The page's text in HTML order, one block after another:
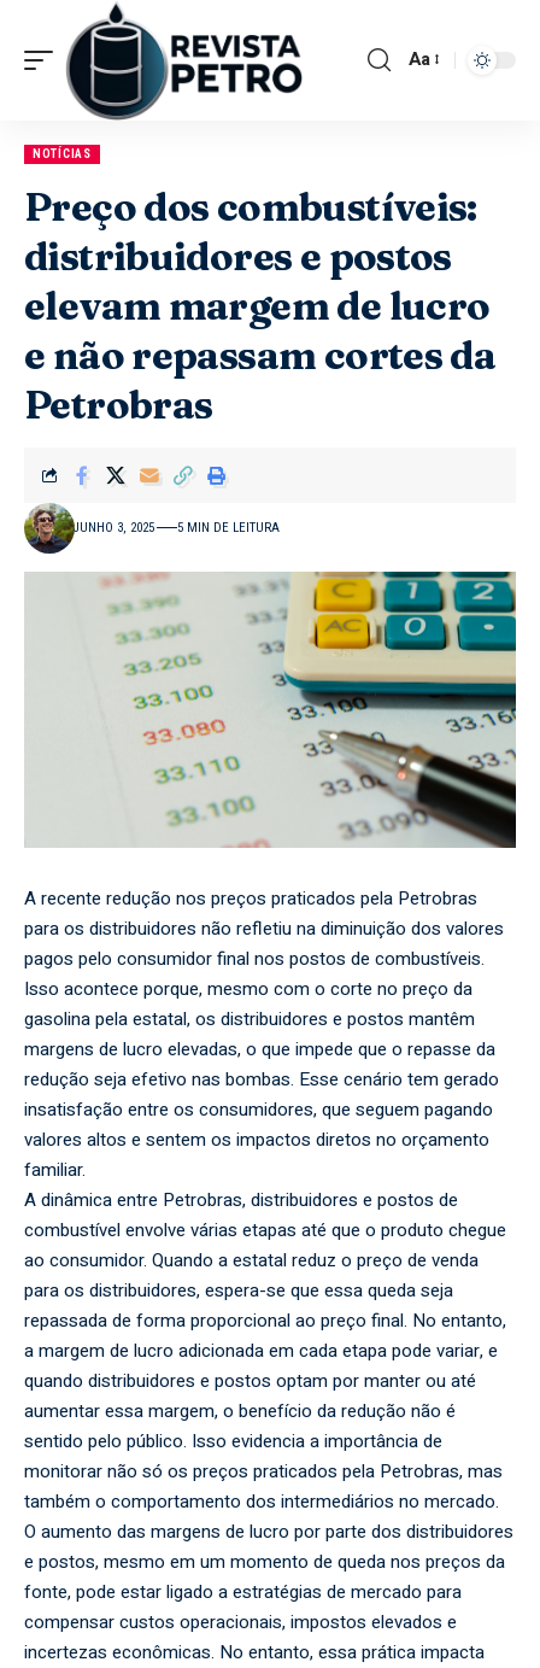
Aa
NOTÍCIAS
Preço dos combustíveis:
distribuidores e postos
elevam margem de lucro
e não repassam cortes da
Petrobras
JUNHO 3, 2025 5 MIN DE LEITURA
A recente redução nos preços praticados pela Petrobras
para os distribuidores não refletiu na diminuição dos valores
pagos pelo consumidor final nos postos de combustíveis.
Isso acontece porque, mesmo com o corte no preço da
gasolina pela estatal, os distribuidores e postos mantêm
margens de lucro elevadas, o que impede que o repasse da
redução seja efetivo nas bombas. Esse cenário tem gerado
insatisfação entre os consumidores, que seguem pagando
valores altos e sentem os impactos diretos no orçamento
familiar.
A dinâmica entre Petrobras, distribuidores e postos de
combustível envolve várias etapas até que o produto chegue
ao consumidor. Quando a estatal reduz o preço de venda
para os distribuidores, espera-se que essa queda seja
repassada de forma proporcional ao preço final. No entanto,
a margem de lucro adicionada em cada etapa pode variar, e
quando distribuidores e postos optam por manter ou até
aumentar essa margem, o benefício da redução não é
sentido pelo público. Isso evidencia a importância de
monitorar não só os preços praticados pela Petrobras, mas
também o comportamento dos intermediários no mercado.
O aumento das margens de lucro por parte dos distribuidores
e postos, mesmo em um momento de queda nos preços da
fonte, pode estar ligado a estratégias de mercado para
compensar custos operacionais, impostos elevados e
incertezas econômicas. No entanto, essa prática impacta